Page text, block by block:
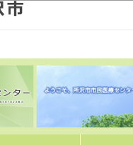
このページの本文へ移